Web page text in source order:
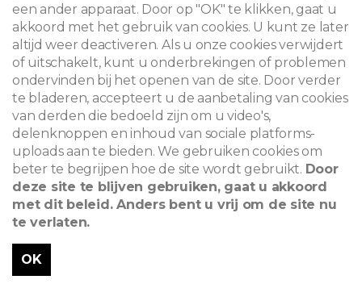
een ander apparaat. Door op "OK" te klikken, gaat u
akkoord met het gebruik van cookies. U kunt ze later
altijd weer deactiveren. Als u onze cookies verwijdert
of uitschakelt, kunt u onderbrekingen of problemen
ondervinden bij het openen van de site. Door verder
te bladeren, accepteert u de aanbetaling van cookies
van derden die bedoeld zijn om u video's,
delenknoppen en inhoud van sociale platforms-
uploads aan te bieden. We gebruiken cookies om
beter te begrijpen hoe de site wordt gebruikt. Door
deze site te blijven gebruiken, gaat u akkoord
met dit beleid. Anders bent u vrij om de site nu
te verlaten.
OK